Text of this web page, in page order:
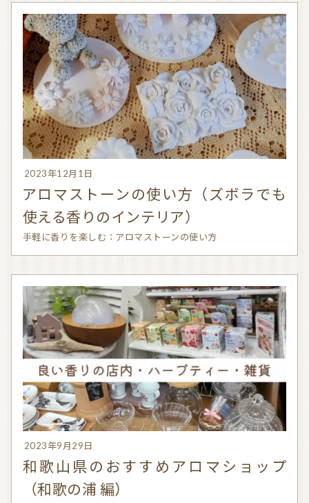
2023年12月1日
アロマストーンの使い方（ズボラでも
使える香りのインテリア）
手軽に香りを楽しむ：アロマストーンの使い方
2023年9月29日
和歌山県のおすすめアロマショップ
（和歌の浦 編）